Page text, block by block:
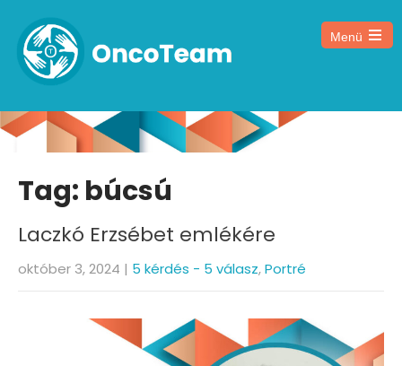
Menü
Tag: búcsú
Laczkó Erzsébet emlékére
október 3, 2024 | 5 kérdés - 5 válasz,Portré